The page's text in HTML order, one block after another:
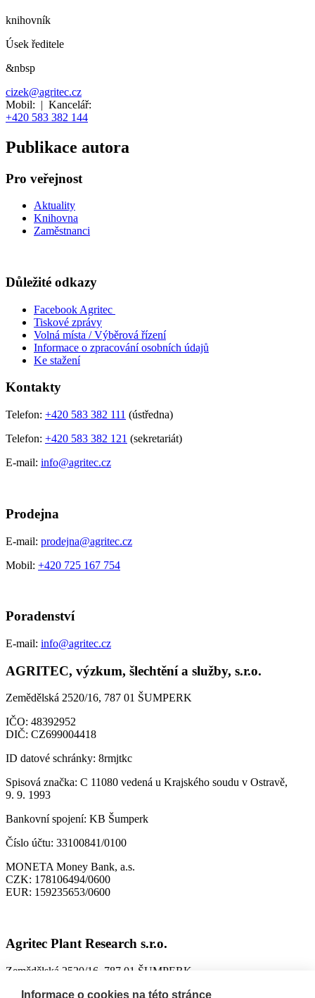
knihovník
Úsek ředitele
&nbsp
cizek@agritec.cz
Mobil: | Kancelář:
+420 583 382 144
Publikace autora
Pro veřejnost
Aktuality
Knihovna
Zaměstnanci
Důležité odkazy
Facebook Agritec
Tiskové zprávy
Volná místa / Výběrová řízení
Informace o zpracování osobních údajů
Ke stažení
Kontakty
Telefon: +420 583 382 111 (ústředna)
Telefon: +420 583 382 121 (sekretariát)
E-mail: info@agritec.cz
Prodejna
E-mail: prodejna@agritec.cz
Mobil: +420 725 167 754
Poradenství
E-mail: info@agritec.cz
AGRITEC, výzkum, šlechtění a služby, s.r.o.
Zemědělská 2520/16, 787 01 ŠUMPERK
IČO: 48392952
DIČ: CZ699004418
ID datové schránky: 8rmjtkc
Spisová značka: C 11080 vedená u Krajského soudu v Ostravě,
9. 9. 1993
Bankovní spojení: KB Šumperk
Číslo účtu: 33100841/0100
MONETA Money Bank, a.s.
CZK: 178106494/0600
EUR: 159235653/0600
Agritec Plant Research s.r.o.
Zemědělská 2520/16, 787 01 ŠUMPERK
IČO:26784246
Informace o cookies na této stránce